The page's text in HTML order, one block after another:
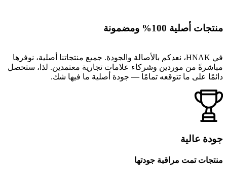
منتجات أصلية 100% ومضمونة
في HNAK، نعدكم بالأصالة والجودة. جميع منتجاتنا أصلية، نوفرها
مباشرةً من موردين وشركاء علامات تجارية معتمدين. لذا، ستحصل
دائمًا على ما تتوقعه تمامًا — جودة أصلية ما فيها شك.
جودة عالية
منتجات تمت مراقبة جودتها